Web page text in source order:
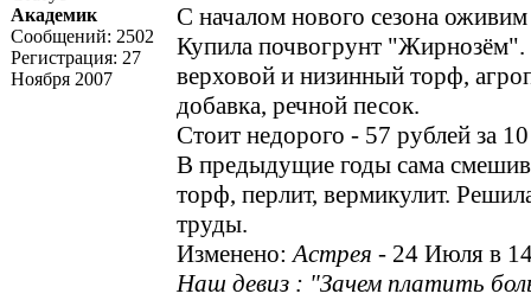
Академик
Сообщений: 2502
Регистрация: 27
Ноября 2007
С началом нового сезона оживим
Купила почвогрунт "Жирнозём".
верховой и низинный торф,
добавка, речной песок.
Стоит недорого - 57 рублей за
В предыдущие годы сама
торф, перлит, вермикулит.
труды.
Изменено:Астрея - 24 Июля в
Наш девиз : "Зачем платить